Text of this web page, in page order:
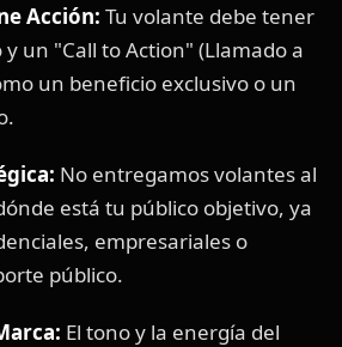
Acción: Tu volante debe tener
un "Call to Action" (Llamado a
un beneficio exclusivo o un
No entregamos volantes al
está tu público objetivo, ya
empresariales o
público.
El tono y la energía del